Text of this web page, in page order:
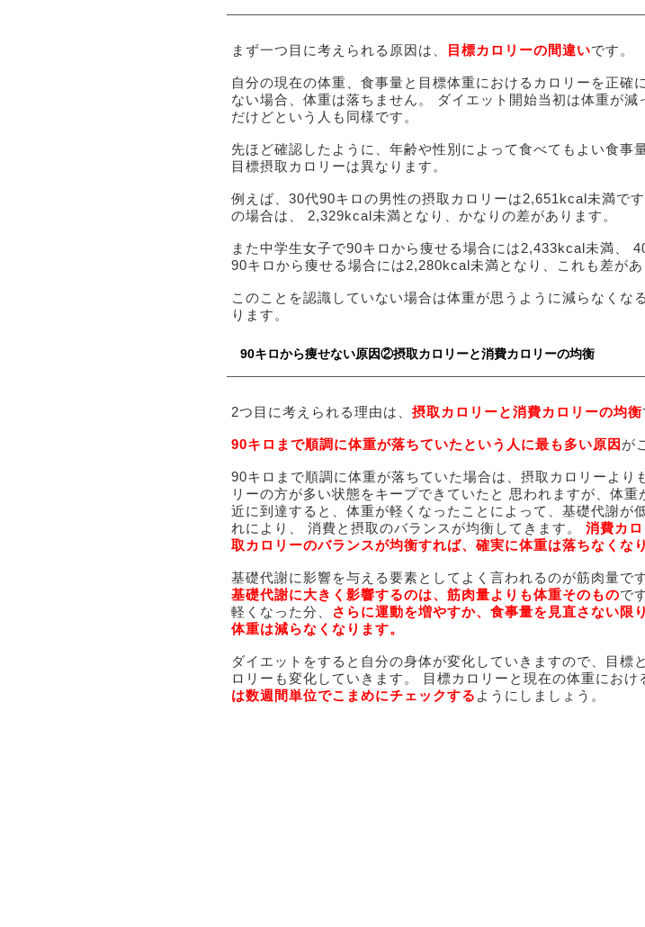
まず一つ目に考えられる原因は、 目標カロリーの間違いです。
自分の現在の体重、食事量と目標体重におけるカロリーを正確
ない場合、体重は落ちません。 ダイエット開始当初は体重が減
だけどという人も同様です。
先ほど確認したように、年齢や性別によって食べてもよい食事
目標摂取カロリーは異なります。
例えば、30代90キロの男性の摂取カロリーは2,651kcal未満で
の場合は、 2,329kcal未満となり、かなりの差があります。
また中学生女子で90キロから痩せる場合には2,433kcal未満、
90キロから痩せる場合には2,280kcal未満となり、これも差があ
このことを認識していない場合は体重が思うように減らなくな
ります。
90キロから痩せない原因②摂取カロリーと消費カロリーの均衡
2つ目に考えられる理由は、 摂取カロリーと消費カロリーの均衡
90キロまで順調に体重が落ちていたという人に最も多い原因 が
90キロまで順調に体重が落ちていた場合は、摂取カロリーより
リーの方が多い状態をキープできていたと 思われますが、体重
近に到達すると、体重が軽くなったことによって、基礎代謝が
れにより、 消費と摂取のバランスが均衡してきます。 消費カ
取カロリーのバランスが均衡すれば、確実に体重は落ちなくなり
基礎代謝に影響を与える要素としてよく言われるのが筋肉量です
基礎代謝に大きく影響するのは、筋肉量よりも体重そのもので
軽くなった分、
さらに運動を増やすか、食事量を見直さない限
体重は減らなくなります。
ダイエットをすると自分の身体が変化していきますので、目標
ロリーも変化していきます。 目標カロリーと現在の体重におけ
は数週間単位でこまめにチェックする ようにしましょう。